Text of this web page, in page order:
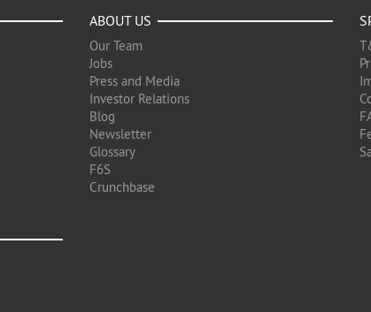
ABOUT US
Our Team
Jobs
Press and Media
Investor Relations
Blog
Newsletter
Glossary
F6S
Crunchbase